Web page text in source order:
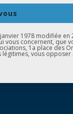
1978 modifiée en
vous concernent, que
1a place des
légitimes, vous